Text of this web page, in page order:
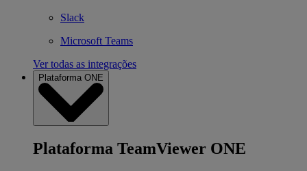
Slack
Microsoft Teams
Ver todas as integrações
Plataforma ONE
Plataforma TeamViewer ONE